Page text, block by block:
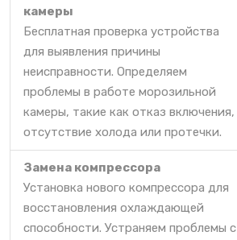
камеры
Бесплатная проверка устройства
для выявления причины
неисправности. Определяем
проблемы в работе морозильной
камеры, такие как отказ включения,
отсутствие холода или протечки.
Замена компрессора
Установка нового компрессора для
восстановления охлаждающей
способности. Устраняем проблемы с